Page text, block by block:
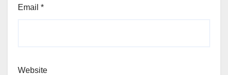
Email *
Website